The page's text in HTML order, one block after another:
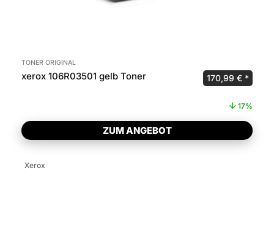
TONER ORIGINAL
xerox 106R03501 gelb Toner Ursprünglicher
170,99 €
17%
ZUM ANGEBOT
Xerox